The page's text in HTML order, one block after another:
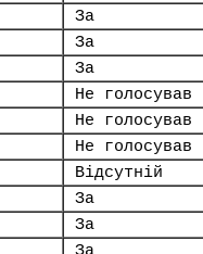
За
За
За
Не голосував
Не голосував
Не голосував
Відсутній
За
За